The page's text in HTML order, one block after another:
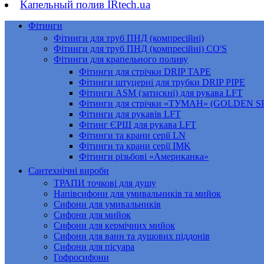
Капельный полив IRtech.ua
Фітинги
Фітинги для труб ПНД (компресійні)
Фітинги для труб ПНД (компресійні) CO'S
Фітинги для крапельного поливу
Фітинги для стрічки DRIP TAPE
Фітинги штуцерні для трубки DRIP PIPE
Фітинги ASM (затискні) для рукава LFT
Фітинги для стрічки «ТУМАН» (GOLDEN
Фітинги для рукавів LFT
Фітинг ЄРШ для рукава LFT
Фітинги та крани серії LN
Фітинги та крани серії IMK
Фітинги різьбові «Американка»
Сантехнічні вироби
ТРАПИ точкові для душу
Напівсифони для умивальників та мийок
Сифони для умивальників
Сифони для мийок
Сифони для кермічних мийок
Сифони для ванн та душових піддонів
Сифони для пісуара
Гофросифони